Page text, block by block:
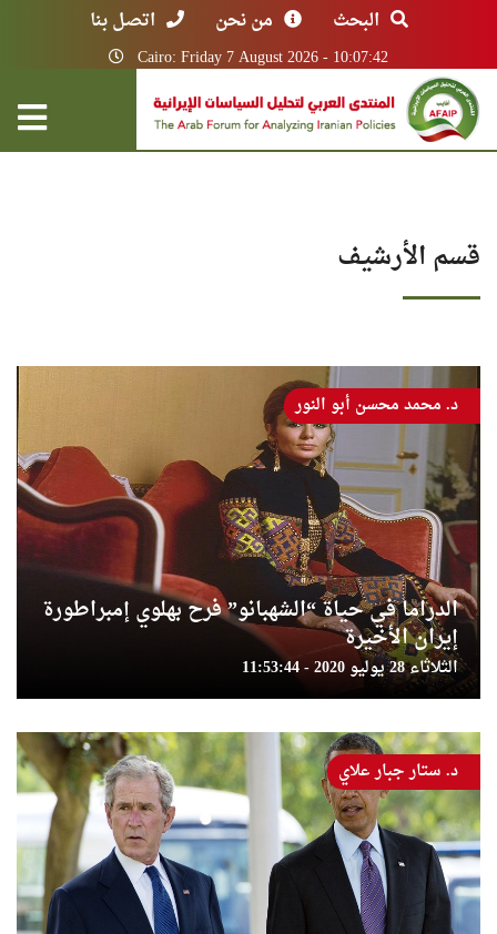
البحث من نحن اتصل بنا
Cairo: Friday 7 August 2026 - 10:07:42
قسم الأرشيف
الدراما في حياة “الشهبانو” فرح بهلوي إمبراطورة
إيران الأخيرة
الثلاثاء 28 يوليو 2020 - 11:53:44
د. محمد محسن أبو النور
د. ستار جبار علاي